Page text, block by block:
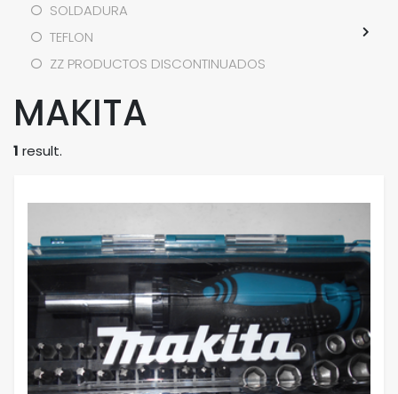
SOLDADURA
TEFLON
ZZ PRODUCTOS DISCONTINUADOS
MAKITA
1 result.